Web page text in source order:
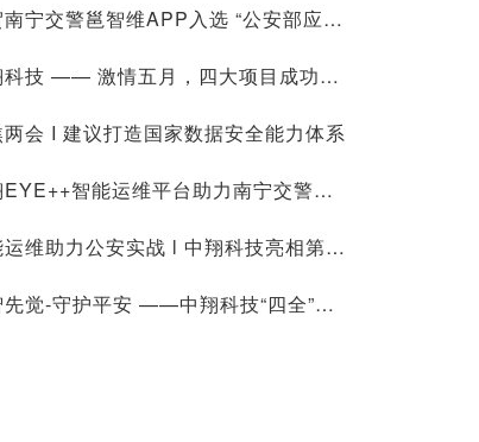
祝贺南宁交警邕智维APP入选 “公安部应用创新项目”
中翔科技 —— 激情五月，四大项目成功签约落地！
会 I 建议打造国家数据安全能力体系
中翔EYE++智能运维平台助力南宁交警，获高度认可
智能运维助力公安实战 l 中翔科技亮相第十一届中国道路交通安全产品博览会暨公安交警警用装备展
先智先觉-守护平安 ——中翔科技“四全”智能运维、“EYE++云平台V4.0”亮相第十七届中国国际社会公共安全博览会